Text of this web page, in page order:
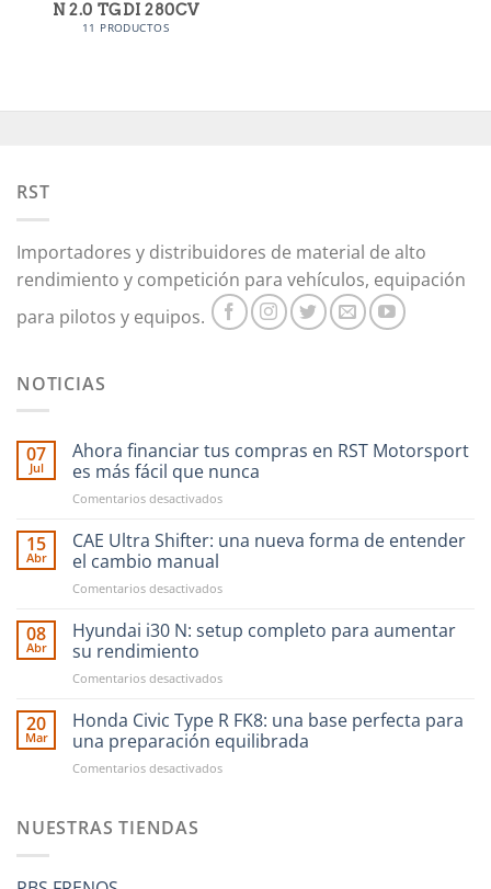
N 2.0 TGDI 280CV
11 PRODUCTOS
RST
Importadores y distribuidores de material de alto
rendimiento y competición para vehículos, equipación
para pilotos y equipos.
NOTICIAS
07
Jul
Ahora financiar tus compras en RST Motorsport
es más fácil que nunca
Comentarios desactivadosen
financiar
en
Motorsport
fácil
nunca
15
Abr
CAE Ultra Shifter: una nueva forma de entender
el cambio manual
Comentarios desactivadosen
Ultra
Shifter:
nueva
de
entender
cambio
08
Abr
Hyundai i30 N: setup completo para aumentar
su rendimiento
Comentarios desactivadosen
i30
setup
completo
20
Mar
Honda Civic Type R FK8: una base perfecta para
una preparación equilibrada
Comentarios desactivadosen
NUESTRAS TIENDAS